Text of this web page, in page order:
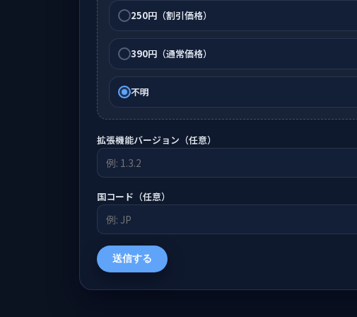
250円 （割引価格）
390円 （通常価格）
不明
拡張機能バージョン（任意）
国コード（任意）
送信する